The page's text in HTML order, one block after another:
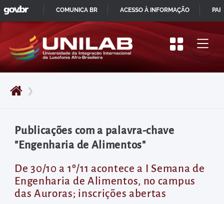
Pular
para
início
do
principal
Acessar
diretamente
o
menu
principal
❯
Publicações com a palavra-chave
"Engenharia de Alimentos"
De 30/10 a 1º/11 acontece a I Semana de
Engenharia de Alimentos, no campus
das Auroras; inscrições abertas
IR
PARA
CONTEÚDO
GOVBR
COMUNICA BR ACESSO À INFORMAÇÃO